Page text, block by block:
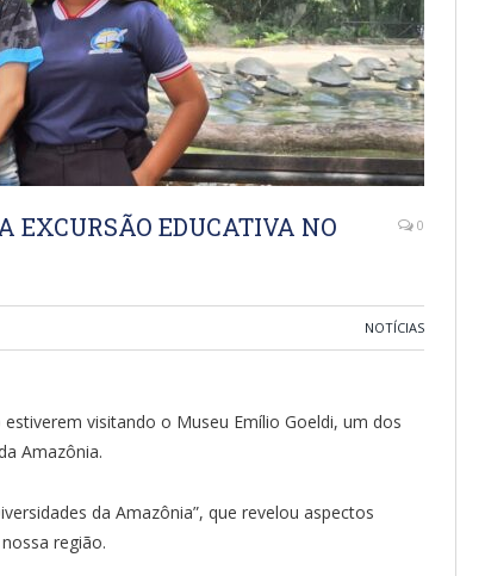
EXCURSÃO EDUCATIVA NO
0
NOTÍCIAS
visitando o Museu Emílio Goeldi, um dos
Amazônia.
da Amazônia”, que revelou aspectos
região.